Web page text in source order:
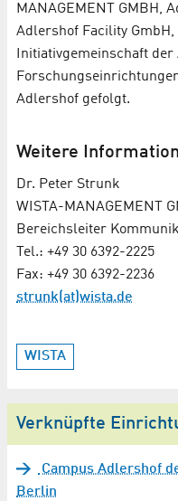
MANAGEMENT GMBH,
Adlershof Facility
Initiativgemeinschaft
Adlershof gefolgt.
Weitere
Dr. Peter Strunk
WISTA-MANAGEMENT
Bereichsleiter
Tel.: +49 30 6392-2225
Fax: +49 30 6392-2236
strunk(at)wista.de
WISTA
Verknüpfte
Campus Adlershof
Berlin